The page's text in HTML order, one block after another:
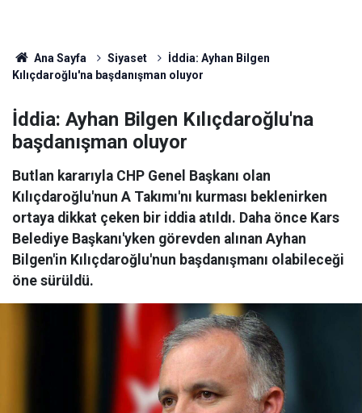
Ana Sayfa Siyaset
İddia: Ayhan Bilgen
Kılıçdaroğlu'na başdanışman oluyor
İddia: Ayhan Bilgen Kılıçdaroğlu'na
başdanışman oluyor
Butlan kararıyla CHP Genel Başkanı olan
Kılıçdaroğlu'nun A Takımı'nı kurması beklenirken
ortaya dikkat çeken bir iddia atıldı. Daha önce Kars
Belediye Başkanı'yken görevden alınan Ayhan
Bilgen'in Kılıçdaroğlu'nun başdanışmanı olabileceği
öne sürüldü.